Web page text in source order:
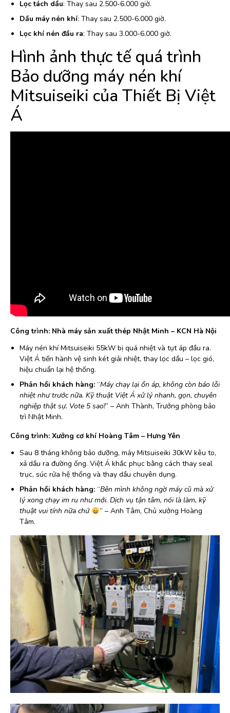
Lọc tách dầu: Thay sau 2.500-6.000 giờ.
Dầu máy nén khí: Thay sau 2.500-6.000 giờ.
Lọc khí nén đầu ra: Thay sau 3.000-6.000 giờ.
Hình ảnh thực tế quá trình
Bảo dưỡng máy nén khí
Mitsuiseiki của Thiết Bị Việt
Á
Công trình: Nhà máy sản xuất thép Nhật Minh – KCN Hà Nội
Máy nén khí Mitsuiseiki 55kW bị quá nhiệt và tụt áp đầu ra.
Việt Á tiến hành vệ sinh két giải nhiệt, thay lọc dầu – lọc gió,
hiệu chuẩn lại hệ thống.
Phản hồi khách hàng: “Máy chạy lại ổn áp, không còn báo lỗi
nhiệt như trước nữa. Kỹ thuật Việt Á xử lý nhanh, gọn, chuyên
nghiệp thật sự. Vote 5 sao!” – Anh Thành, Trưởng phòng bảo
trì Nhật Minh.
Công trình: Xưởng cơ khí Hoàng Tâm – Hưng Yên
Sau 8 tháng không bảo dưỡng, máy Mitsuiseiki 30kW kêu to,
xả dầu ra đường ống. Việt Á khắc phục bằng cách thay seal
trục, súc rửa hệ thống và thay dầu chuyên dụng.
Phản hồi khách hàng: “Bên mình không ngờ máy cũ mà xử
lý xong chạy im ru như mới. Dịch vụ tận tâm, nói là làm, kỹ
thuật vui tính nữa chứ
” – Anh Tâm, Chủ xưởng Hoàng
Tâm.